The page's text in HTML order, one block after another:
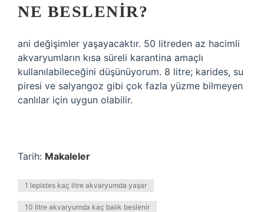
NE BESLENIR?
ani değişimler yaşayacaktır. 50 litreden az hacimli
akvaryumların kısa süreli karantina amaçlı
kullanılabileceğini düşünüyorum. 8 litre; karides, su
piresi ve salyangoz gibi çok fazla yüzme bilmeyen
canlılar için uygun olabilir.
Tarih: Makaleler
1 lepistes kaç litre akvaryumda yaşar
10 litre akvaryumda kaç balık beslenir